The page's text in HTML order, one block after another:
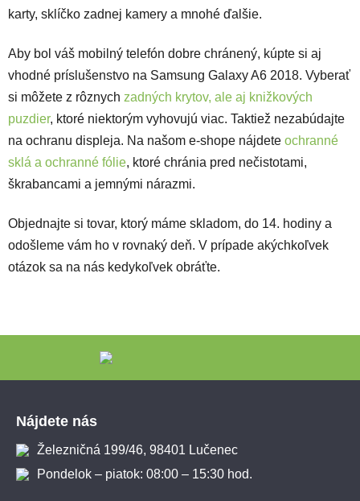
karty, sklíčko zadnej kamery a mnohé ďalšie.
Aby bol váš mobilný telefón dobre chránený, kúpte si aj
vhodné príslušenstvo na Samsung Galaxy A6 2018. Vyberať
si môžete z rôznych zadných krytov, ale aj knižkových
puzdier, ktoré niektorým vyhovujú viac. Taktiež nezabúdajte
na ochranu displeja. Na našom e-shope nájdete ochranné
sklá a ochranné fólie, ktoré chránia pred nečistotami,
škrabancami a jemnými nárazmi.
Objednajte si tovar, ktorý máme skladom, do 14. hodiny a
odošleme vám ho v rovnaký deň. V prípade akýchkoľvek
otázok sa na nás kedykoľvek obráťte.
Nájdete nás
Železničná 199/46, 98401 Lučenec
Pondelok – piatok: 08:00 – 15:30 hod.